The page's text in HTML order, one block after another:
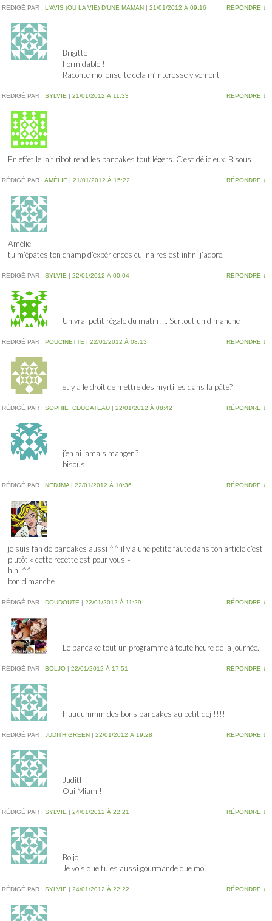
RÉDIGÉ PAR : L'AVIS (OU LA VIE) D'UNE MAMAN | 21/01/2012 À 09:16 RÉPONDRE ↓
Brigitte
Formidable !
Raconte moi ensuite cela m’interesse vivement
RÉDIGÉ PAR : SYLVIE | 21/01/2012 À 11:33 RÉPONDRE ↓
En effet le lait ribot rend les pancakes tout légers. C’est délicieux. Bisous
RÉDIGÉ PAR : AMÉLIE | 21/01/2012 À 15:22 RÉPONDRE ↓
Amélie
tu m’épates ton champ d’expériences culinaires est infini j’adore.
RÉDIGÉ PAR : SYLVIE | 22/01/2012 À 00:04 RÉPONDRE ↓
Un vrai petit régale du matin …. Surtout un dimanche
RÉDIGÉ PAR : POUCINETTE | 22/01/2012 À 08:13 RÉPONDRE ↓
et y a le droit de mettre des myrtilles dans la pâte?
RÉDIGÉ PAR : SOPHIE_CDUGATEAU | 22/01/2012 À 08:42 RÉPONDRE ↓
j’en ai jamais manger ?
bisous
RÉDIGÉ PAR : NEDJMA | 22/01/2012 À 10:36 RÉPONDRE ↓
je suis fan de pancakes aussi ^^ il y a une petite faute dans ton article c’est
plutôt « cette recette est pour vous »
hihi ^^
bon dimanche
RÉDIGÉ PAR : DOUDOUTE | 22/01/2012 À 11:29 RÉPONDRE ↓
Le pancake tout un programme à toute heure de la journée.
RÉDIGÉ PAR : BOLJO | 22/01/2012 À 17:51 RÉPONDRE ↓
Huuuummm des bons pancakes au petit dej !!!!
RÉDIGÉ PAR : JUDITH GREEN | 22/01/2012 À 19:28 RÉPONDRE ↓
Judith
Oui Miam !
RÉDIGÉ PAR : SYLVIE | 24/01/2012 À 22:21 RÉPONDRE ↓
Boljo
Je vois que tu es aussi gourmande que moi
RÉDIGÉ PAR : SYLVIE | 24/01/2012 À 22:22 RÉPONDRE ↓